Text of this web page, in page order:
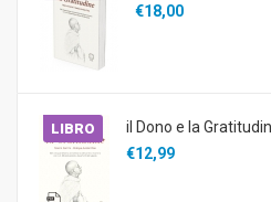
€18,00
LIBRO
il Dono e la
€12,99